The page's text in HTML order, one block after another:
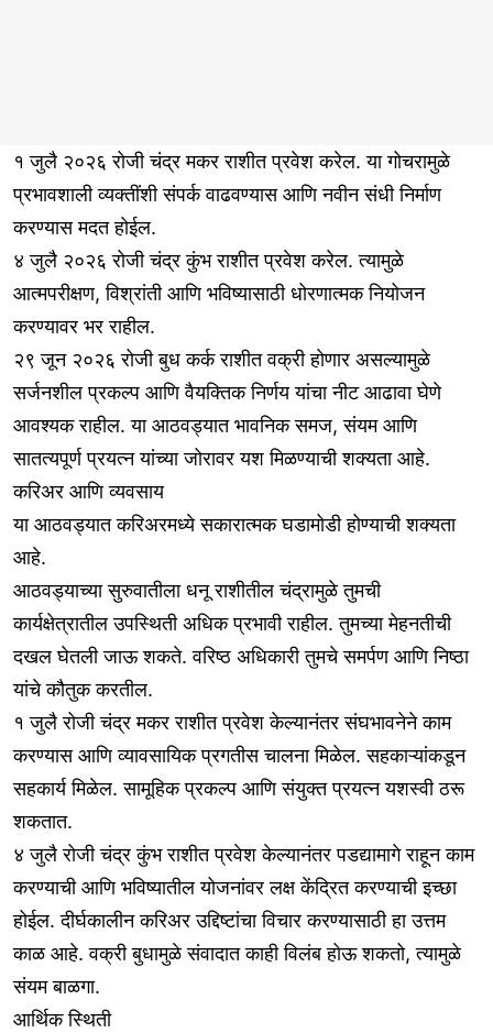
१ जुलै २०२६ रोजी चंद्र मकर राशीत प्रवेश करेल. या गोचरामुळे
प्रभावशाली व्यक्तींशी संपर्क वाढवण्यास आणि नवीन संधी निर्माण
करण्यास मदत होईल.
४ जुलै २०२६ रोजी चंद्र कुंभ राशीत प्रवेश करेल. त्यामुळे
आत्मपरीक्षण, विश्रांती आणि भविष्यासाठी धोरणात्मक नियोजन
करण्यावर भर राहील.
२९ जून २०२६ रोजी बुध कर्क राशीत वक्री होणार असल्यामुळे
सर्जनशील प्रकल्प आणि वैयक्तिक निर्णय यांचा नीट आढावा घेणे
आवश्यक राहील. या आठवड्यात भावनिक समज, संयम आणि
सातत्यपूर्ण प्रयत्न यांच्या जोरावर यश मिळण्याची शक्यता आहे.
करिअर आणि व्यवसाय
या आठवड्यात करिअरमध्ये सकारात्मक घडामोडी होण्याची शक्यता
आहे.
आठवड्याच्या सुरुवातीला धनू राशीतील चंद्रामुळे तुमची
कार्यक्षेत्रातील उपस्थिती अधिक प्रभावी राहील. तुमच्या मेहनतीची
दखल घेतली जाऊ शकते. वरिष्ठ अधिकारी तुमचे समर्पण आणि निष्ठा
यांचे कौतुक करतील.
१ जुलै रोजी चंद्र मकर राशीत प्रवेश केल्यानंतर संघभावनेने काम
करण्यास आणि व्यावसायिक प्रगतीस चालना मिळेल. सहकाऱ्यांकडून
सहकार्य मिळेल. सामूहिक प्रकल्प आणि संयुक्त प्रयत्न यशस्वी ठरू
शकतात.
४ जुलै रोजी चंद्र कुंभ राशीत प्रवेश केल्यानंतर पडद्यामागे राहून काम
करण्याची आणि भविष्यातील योजनांवर लक्ष केंद्रित करण्याची इच्छा
होईल. दीर्घकालीन करिअर उद्दिष्टांचा विचार करण्यासाठी हा उत्तम
काळ आहे. वक्री बुधामुळे संवादात काही विलंब होऊ शकतो, त्यामुळे
संयम बाळगा.
आर्थिक स्थिती